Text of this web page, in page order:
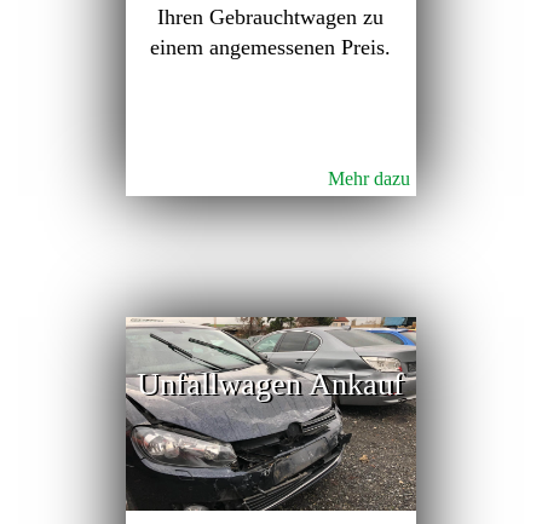
Ihren Gebrauchtwagen zu
einem angemessenen Preis.
Mehr dazu
Unfallwagen Ankauf